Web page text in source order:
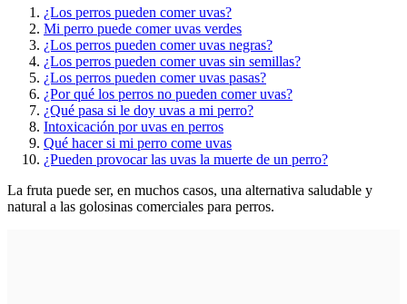
¿Los perros pueden comer uvas?
Mi perro puede comer uvas verdes
¿Los perros pueden comer uvas negras?
¿Los perros pueden comer uvas sin semillas?
¿Los perros pueden comer uvas pasas?
¿Por qué los perros no pueden comer uvas?
¿Qué pasa si le doy uvas a mi perro?
Intoxicación por uvas en perros
Qué hacer si mi perro come uvas
¿Pueden provocar las uvas la muerte de un perro?
La fruta puede ser, en muchos casos, una alternativa saludable y
natural a las golosinas comerciales para perros.